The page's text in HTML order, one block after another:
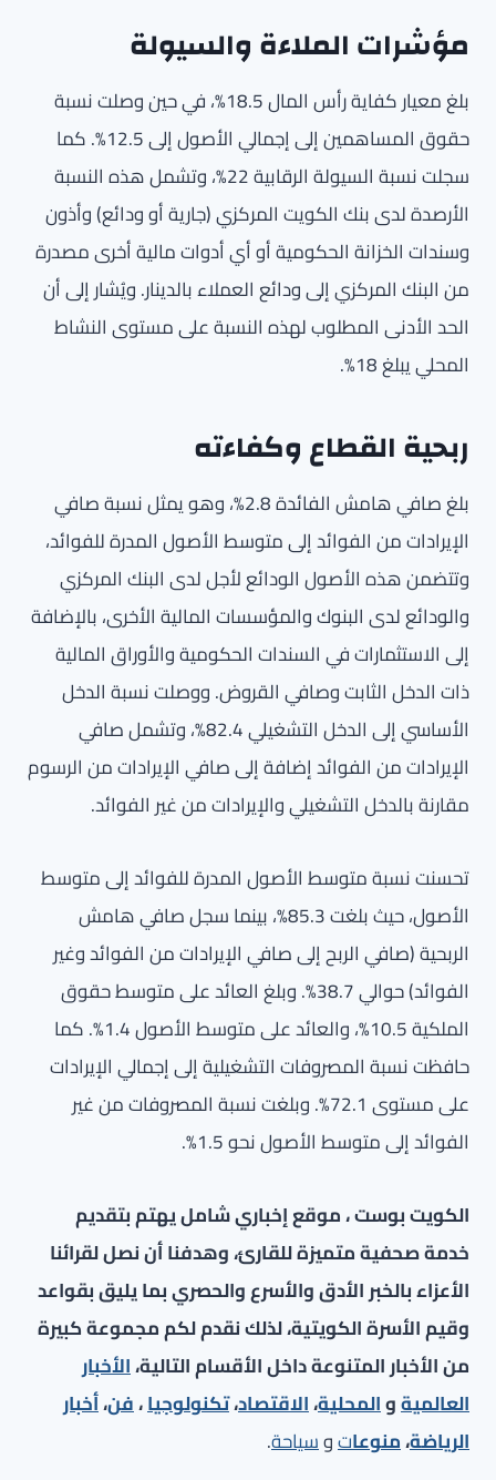
مؤشرات الملاءة والسيولة
بلغ معيار كفاية رأس المال 18.5%، في حين وصلت نسبة
حقوق المساهمين إلى إجمالي الأصول إلى 12.5%. كما
سجلت نسبة السيولة الرقابية 22%، وتشمل هذه النسبة
الأرصدة لدى بنك الكويت المركزي (جارية أو ودائع) وأذون
وسندات الخزانة الحكومية أو أي أدوات مالية أخرى مصدرة
من البنك المركزي إلى ودائع العملاء بالدينار. ويُشار إلى أن
الحد الأدنى المطلوب لهذه النسبة على مستوى النشاط
المحلي يبلغ 18%.
ربحية القطاع وكفاءته
بلغ صافي هامش الفائدة 2.8%، وهو يمثل نسبة صافي
الإيرادات من الفوائد إلى متوسط الأصول المدرة للفوائد،
وتتضمن هذه الأصول الودائع لأجل لدى البنك المركزي
والودائع لدى البنوك والمؤسسات المالية الأخرى، بالإضافة
إلى الاستثمارات في السندات الحكومية والأوراق المالية
ذات الدخل الثابت وصافي القروض. ووصلت نسبة الدخل
الأساسي إلى الدخل التشغيلي 82.4%، وتشمل صافي
الإيرادات من الفوائد إضافة إلى صافي الإيرادات من الرسوم
مقارنة بالدخل التشغيلي والإيرادات من غير الفوائد.
تحسنت نسبة متوسط الأصول المدرة للفوائد إلى متوسط
الأصول، حيث بلغت 85.3%، بينما سجل صافي هامش
الربحية (صافي الربح إلى صافي الإيرادات من الفوائد وغير
الفوائد) حوالي 38.7%. وبلغ العائد على متوسط حقوق
الملكية 10.5%، والعائد على متوسط الأصول 1.4%. كما
حافظت نسبة المصروفات التشغيلية إلى إجمالي الإيرادات
على مستوى 72.1%. وبلغت نسبة المصروفات من غير
الفوائد إلى متوسط الأصول نحو 1.5%.
الكويت بوست ، موقع إخباري شامل يهتم بتقديم
خدمة صحفية متميزة للقارئ، وهدفنا أن نصل لقرائنا
الأعزاء بالخبر الأدق والأسرع والحصري بما يليق بقواعد
وقيم الأسرة الكويتية، لذلك نقدم لكم مجموعة كبيرة
من الأخبار المتنوعة داخل الأقسام التالية،الأخبار
العالميةوالمحلية،الاقتصاد،تكنولوجيا،فن،أخبار
الرياضة،منوعاتوسياحة.